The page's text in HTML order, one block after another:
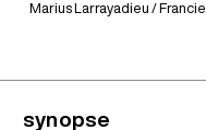
Marius Larrayadieu / Francie
synopse